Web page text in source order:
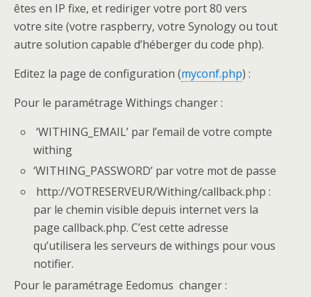
êtes en IP fixe, et rediriger votre port 80 vers
votre site (votre raspberry, votre Synology ou tout
autre solution capable d’héberger du code php).
Editez la page de configuration (myconf.php) :
Pour le paramétrage Withings changer :
‘WITHING_EMAIL’ par l’email de votre compte
withing
‘WITHING_PASSWORD’ par votre mot de passe
http://VOTRESERVEUR/Withing/callback.php :
par le chemin visible depuis internet vers la
page callback.php. C’est cette adresse
qu’utilisera les serveurs de withings pour vous
notifier.
Pour le paramétrage Eedomus changer :